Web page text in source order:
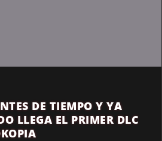
DE TIEMPO Y YA
LLEGA EL PRIMER DLC